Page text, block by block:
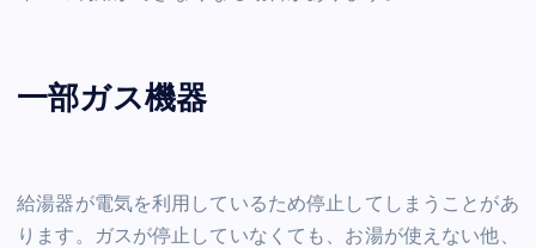
一部ガス機器
給湯器が電気を利用しているため停止してしまうことがあ
ります。ガスが停止していなくても、お湯が使えない他、